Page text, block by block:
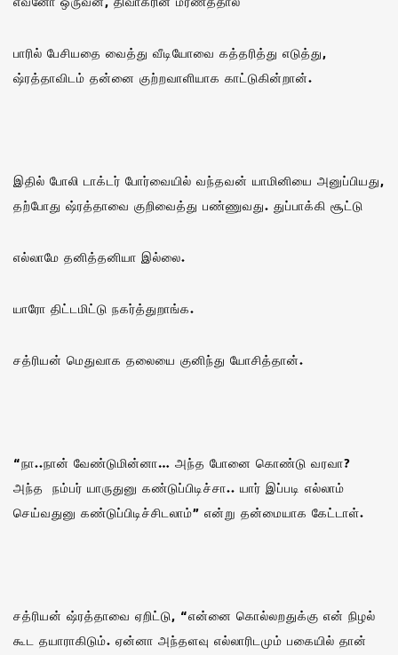
பாரில் பேசியதை வைத்து வீடியோவை கத்தரித்து எடுத்து,
ஷ்ரத்தாவிடம் தன்னை குற்றவாளியாக காட்டுகின்றான்.‌
இதில் போலி டாக்டர் போர்வையில் வந்தவன் யாமினியை அனுப்பியது‌,
தற்போது ஷ்ரத்தாவை குறிவைத்து பண்ணுவது. துப்பாக்கி சூட்டு
எல்லாமே தனித்தனியா இல்லை.
யாரோ திட்டமிட்டு நகர்த்துறாங்க.
சத்ரியன் மெதுவாக தலையை குனிந்து யோசித்தான்.
“நா..நான் வேண்டுமின்னா… அந்த போனை கொண்டு வரவா?
அந்த நம்பர் யாருதுனு கண்டுப்பிடிச்சா.. யார் இப்படி எல்லாம்
செய்வதுனு கண்டுப்பிடிச்சிடலாம்” என்று தன்மையாக கேட்டாள்.
சத்ரியன் ஷ்ரத்தாவை ஏறிட்டு, “என்னை கொல்லறதுக்கு என் நிழல்
கூட தயாராகிடும். ஏன்னா அந்தளவு எல்லாரிடமும் பகையில் தான்